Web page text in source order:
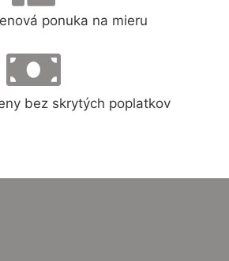
ponuka na mieru
bez skrytých poplatkov